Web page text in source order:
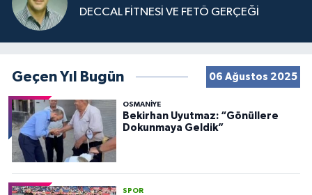
DECCAL FİTNESİ VE FETÖ GERÇEĞİ
Geçen Yıl Bugün 06 Ağustos 2025
OSMANIYE
Bekirhan Uyutmaz: “Gönüllere
Dokunmaya Geldik”
SPOR